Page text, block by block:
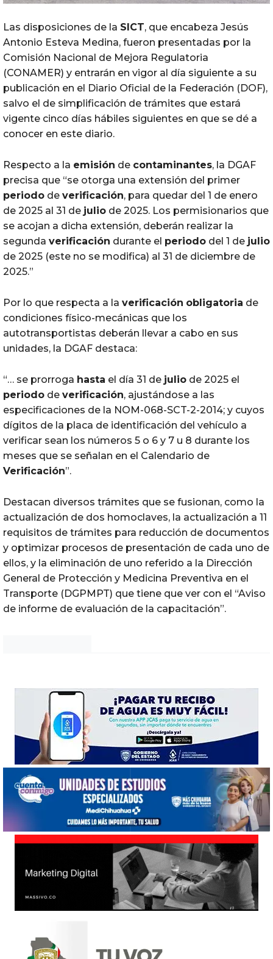
Las disposiciones de la SICT, que encabeza Jesús
Antonio Esteva Medina, fueron presentadas por la
Comisión Nacional de Mejora Regulatoria
(CONAMER) y entrarán en vigor al día siguiente a su
publicación en el Diario Oficial de la Federación (DOF),
salvo el de simplificación de trámites que estará
vigente cinco días hábiles siguientes en que se dé a
conocer en este diario.
Respecto a la emisión de contaminantes, la DGAF
precisa que “se otorga una extensión del primer
periodo de verificación, para quedar del 1 de enero
de 2025 al 31 de julio de 2025. Los permisionarios que
se acojan a dicha extensión, deberán realizar la
segunda verificación durante el periodo del 1 de julio
de 2025 (este no se modifica) al 31 de diciembre de
2025.”
Por lo que respecta a la verificación obligatoria de
condiciones físico-mecánicas que los
autotransportistas deberán llevar a cabo en sus
unidades, la DGAF destaca:
“… se prorroga hasta el día 31 de julio de 2025 el
periodo de verificación, ajustándose a las
especificaciones de la NOM-068-SCT-2-2014; y cuyos
dígitos de la placa de identificación del vehículo a
verificar sean los números 5 o 6 y 7 u 8 durante los
meses que se señalan en el Calendario de
Verificación”.
Destacan diversos trámites que se fusionan, como la
actualización de dos homoclaves, la actualización a 11
requisitos de trámites para reducción de documentos
y optimizar procesos de presentación de cada uno de
ellos, y la eliminación de uno referido a la Dirección
General de Protección y Medicina Preventiva en el
Transporte (DGPMPT) que tiene que ver con el “Aviso
de informe de evaluación de la capacitación”.